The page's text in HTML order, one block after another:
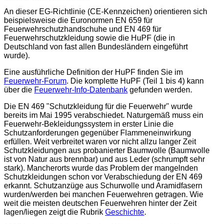
An dieser EG-Richtlinie (CE-Kennzeichen) orientieren sich
beispielsweise die Euronormen EN 659 für
Feuerwehrschutzhandschuhe und EN 469 für
Feuerwehrschutzkleidung sowie die HuPF (die in
Deutschland von fast allen Bundesländern eingeführt
wurde).
Eine ausführliche Definition der HuPF finden Sie im
Feuerwehr-Forum. Die komplette HuPF (Teil 1 bis 4) kann
über die Feuerwehr-Info-Datenbank gefunden werden.
Die EN 469 "Schutzkleidung für die Feuerwehr" wurde
bereits im Mai 1995 verabschiedet. Naturgemäß muss ein
Feuerwehr-Bekleidungssystem in erster Linie die
Schutzanforderungen gegenüber Flammeneinwirkung
erfüllen. Weit verbreitet waren vor nicht allzu langer Zeit
Schutzkleidungen aus probanierter Baumwolle (Baumwolle
ist von Natur aus brennbar) und aus Leder (schrumpft sehr
stark). Mancherorts wurde das Problem der mangelnden
Schutzkleidungen schon vor Verabschiedung der EN 469
erkannt. Schutzanzüge aus Schurwolle und Aramidfasern
wurden/werden bei manchen Feuerwehren getragen. Wie
weit die meisten deutschen Feuerwehren hinter der Zeit
lagen/liegen zeigt die Rubrik Geschichte.